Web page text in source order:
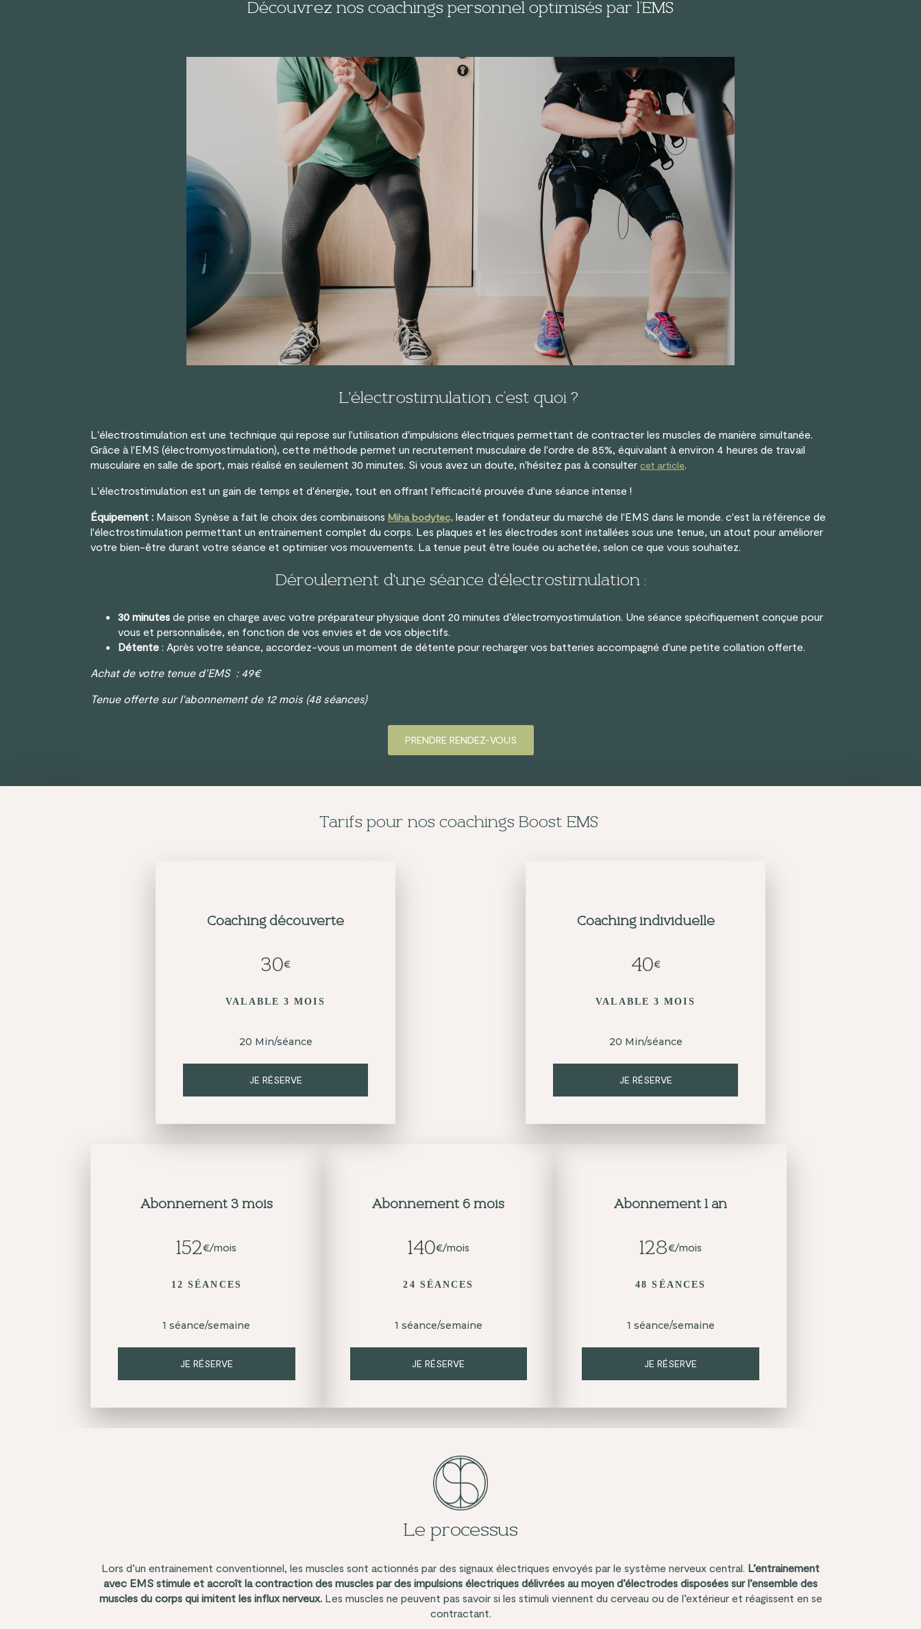
Découvrez nos coachings personnel optimisés par l’EMS
L'électrostimulation c’est quoi ?
L'électrostimulation est une technique qui repose sur l'utilisation d'impulsions électriques permettant de contracter les muscles de manière simultanée.
Grâce à l'EMS (électromyostimulation), cette méthode permet un recrutement musculaire de l'ordre de 85%, équivalant à environ 4 heures de travail
musculaire en salle de sport, mais réalisé en seulement 30 minutes. Si vous avez un doute, n'hésitez pas à consulter cet article.
L'électrostimulation est un gain de temps et d'énergie, tout en offrant l'efficacité prouvée d'une séance intense !
Équipement : Maison Synèse a fait le choix des combinaisons Miha bodytec, leader et fondateur du marché de l'EMS dans le monde. c'est la référence de
l'électrostimulation permettant un entrainement complet du corps. Les plaques et les électrodes sont installées sous une tenue, un atout pour améliorer
votre bien-être durant votre séance et optimiser vos mouvements. La tenue peut être louée ou achetée, selon ce que vous souhaitez.
Déroulement d'une séance d'électrostimulation :
30 minutes de prise en charge avec votre préparateur physique dont 20 minutes d’électromyostimulation. Une séance spécifiquement conçue pour
vous et personnalisée, en fonction de vos envies et de vos objectifs.
Détente : Après votre séance, accordez-vous un moment de détente pour recharger vos batteries accompagné d'une petite collation offerte.
Achat de votre tenue d’EMS : 49€
Tenue offerte sur l'abonnement de 12 mois (48 séances)
PRENDRE RENDEZ-VOUS
Tarifs pour nos coachings Boost EMS
Coaching découverte
30€
VALABLE 3 MOIS
20 Min/séance
JE RÉSERVE
Coaching individuelle
40€
VALABLE 3 MOIS
20 Min/séance
JE RÉSERVE
Abonnement 3 mois
152€/mois
12 SÉANCES
1 séance/semaine
JE RÉSERVE
Abonnement 6 mois
140€/mois
24 SÉANCES
1 séance/semaine
JE RÉSERVE
Abonnement 1 an
128€/mois
48 SÉANCES
1 séance/semaine
JE RÉSERVE
Le processus
Lors d’un entrainement conventionnel, les muscles sont actionnés par des signaux électriques envoyés par le système nerveux central. L’entrainement
avec EMS stimule et accroît la contraction des muscles par des impulsions électriques délivrées au moyen d’électrodes disposées sur l’ensemble des
muscles du corps qui imitent les influx nerveux.Les muscles ne peuvent pas savoir si les stimuli viennent du cerveau ou de l’extérieur et réagissent en se
contractant.